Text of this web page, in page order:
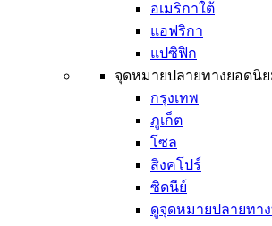
อเมริกาใต้
แอฟริกา
แปซิฟิก
จุดหมายปลายทางยอดนิย
กรุงเทพ
ภูเก็ต
โซล
สิงคโปร์
ซิดนีย์
ดูจุดหมายปลายทา